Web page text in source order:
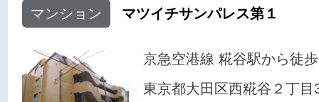
マンション マツイチサンパレス第１
京急空港線 糀谷駅から徒
東京都大田区西糀谷２丁目